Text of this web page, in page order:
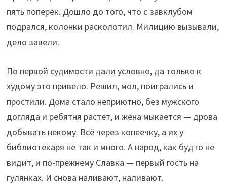
пять поперёк. Дошло до того, что с завклубом
подрался, колонки расколотил. Милицию вызывали,
дело завели.
По первой судимости дали условно, да только к
худому это привело. Решил, мол, поигрались и
простили. Дома стало неприютно, без мужского
догляда и ребятня растёт, и жена мыкается — дрова
добывать некому. Всё через копеечку, а их у
библиотекаря не так и много. А народ, как будто не
видит, и по-прежнему Славка — первый гость на
гулянках. И снова наливают, наливают.